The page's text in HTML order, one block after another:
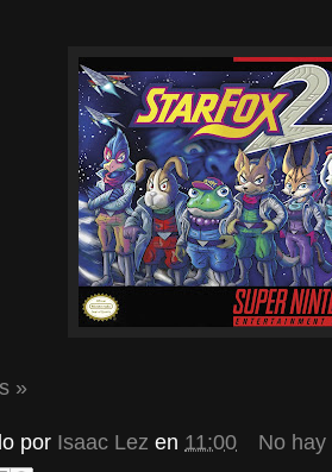
»
por Isaac Lez en 11:00 No